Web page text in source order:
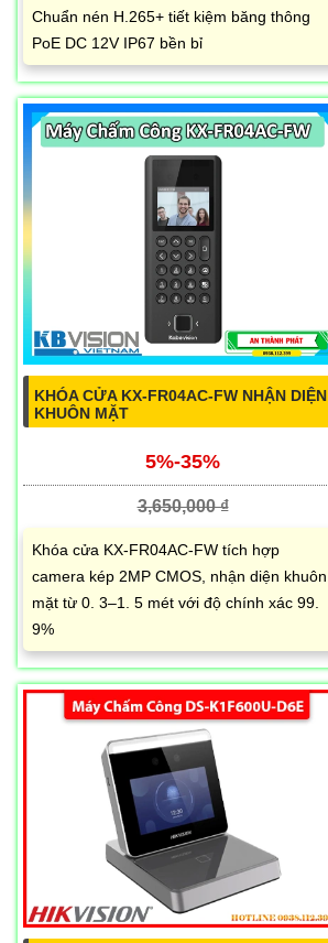
Chuẩn nén H.265+ tiết kiệm băng thông
PoE DC 12V IP67 bền bỉ
KHÓA CỬA KX-FR04AC-FW NHẬN DIỆN
KHUÔN MẶT
5%-35%
3,650,000 ₫
Khóa cửa KX-FR04AC-FW tích hợp
camera kép 2MP CMOS, nhận diện khuôn
mặt từ 0. 3–1. 5 mét với độ chính xác 99.
9%